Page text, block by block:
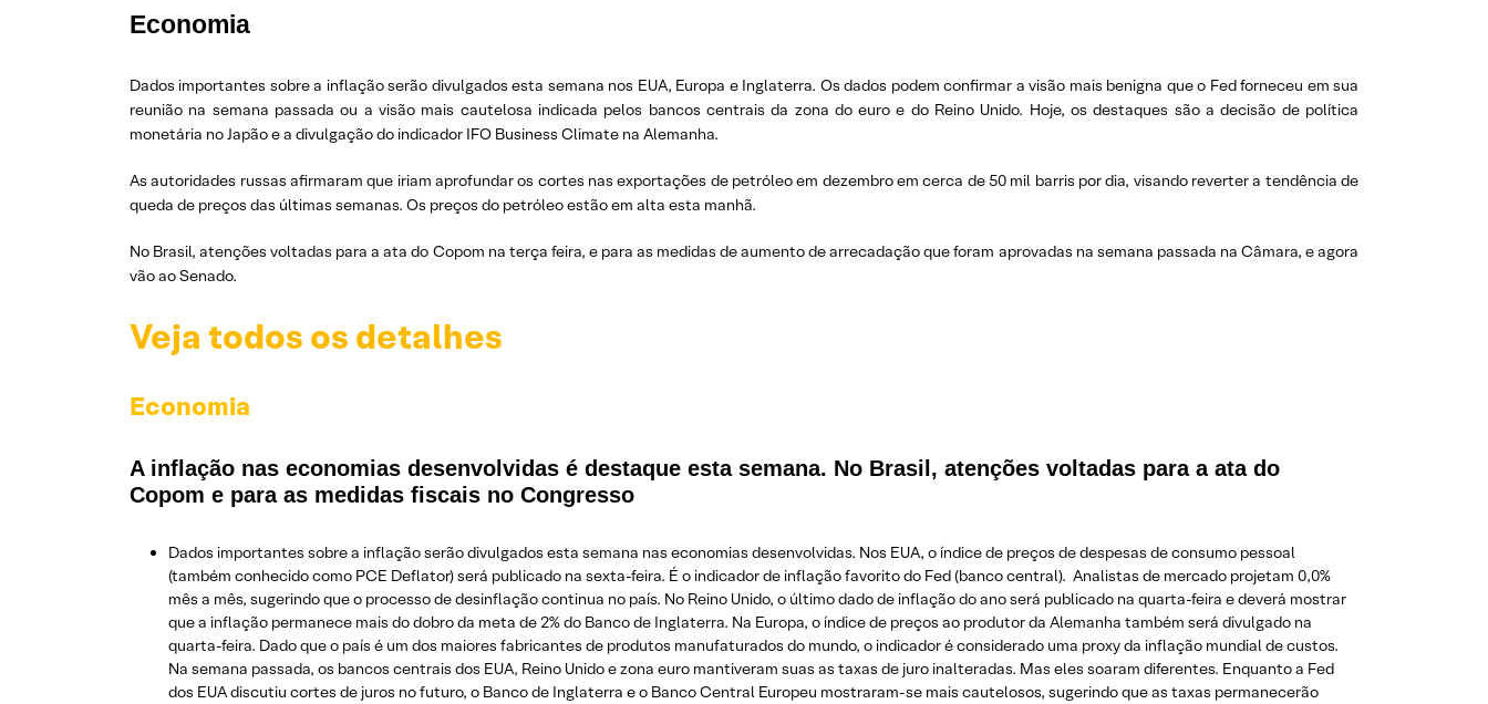
Economia
Dados importantes sobre a inflação serão divulgados esta semana nos EUA, Europa e Inglaterra. Os dados podem confirmar a visão mais benigna que o Fed forneceu em sua
reunião na semana passada ou a visão mais cautelosa indicada pelos bancos centrais da zona do euro e do Reino Unido. Hoje, os destaques são a decisão de política
monetária no Japão e a divulgação do indicador IFO Business Climate na Alemanha.
As autoridades russas afirmaram que iriam aprofundar os cortes nas exportações de petróleo em dezembro em cerca de 50 mil barris por dia, visando reverter a tendência de
queda de preços das últimas semanas. Os preços do petróleo estão em alta esta manhã.
No Brasil, atenções voltadas para a ata do Copom na terça feira, e para as medidas de aumento de arrecadação que foram aprovadas na semana passada na Câmara, e agora
vão ao Senado.
Veja todos os detalhes
Economia
A inflação nas economias desenvolvidas é destaque esta semana. No Brasil, atenções voltadas para a ata do
Copom e para as medidas fiscais no Congresso
Dados importantes sobre a inflação serão divulgados esta semana nas economias desenvolvidas. Nos EUA, o índice de preços de despesas de consumo pessoal
(também conhecido como PCE Deflator) será publicado na sexta-feira. É o indicador de inflação favorito do Fed (banco central). Analistas de mercado projetam 0,0%
mês a mês, sugerindo que o processo de desinflação continua no país. No Reino Unido, o último dado de inflação do ano será publicado na quarta-feira e deverá mostrar
que a inflação permanece mais do dobro da meta de 2% do Banco de Inglaterra. Na Europa, o índice de preços ao produtor da Alemanha também será divulgado na
quarta-feira. Dado que o país é um dos maiores fabricantes de produtos manufaturados do mundo, o indicador é considerado uma proxy da inflação mundial de custos.
Na semana passada, os bancos centrais dos EUA, Reino Unido e zona euro mantiveram suas as taxas de juro inalteradas. Mas eles soaram diferentes. Enquanto a Fed
dos EUA discutiu cortes de juros no futuro, o Banco de Inglaterra e o Banco Central Europeu mostraram-se mais cautelosos, sugerindo que as taxas permanecerão